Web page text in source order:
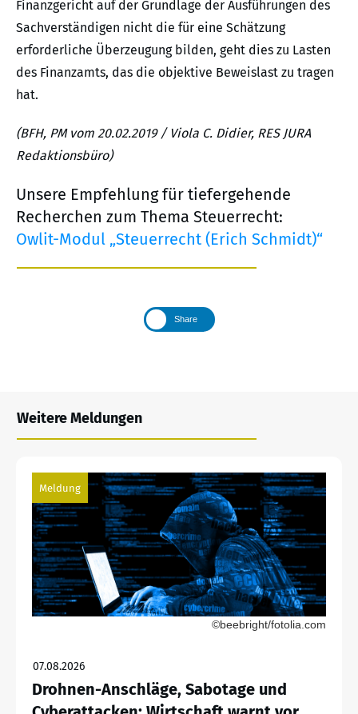
Finanzgericht auf der Grundlage der Ausführungen des
Sachverständigen nicht die für eine Schätzung
erforderliche Überzeugung bilden, geht dies zu Lasten
des Finanzamts, das die objektive Beweislast zu tragen
hat.
(BFH, PM vom 20.02.2019 / Viola C. Didier, RES JURA
Redaktionsbüro)
Unsere Empfehlung für tiefergehende
Recherchen zum Thema Steuerrecht:
Owlit-Modul „Steuerrecht (Erich Schmidt)“
Share
Weitere Meldungen
Meldung
©beebright/fotolia.com
07.08.2026
Drohnen-Anschläge, Sabotage und